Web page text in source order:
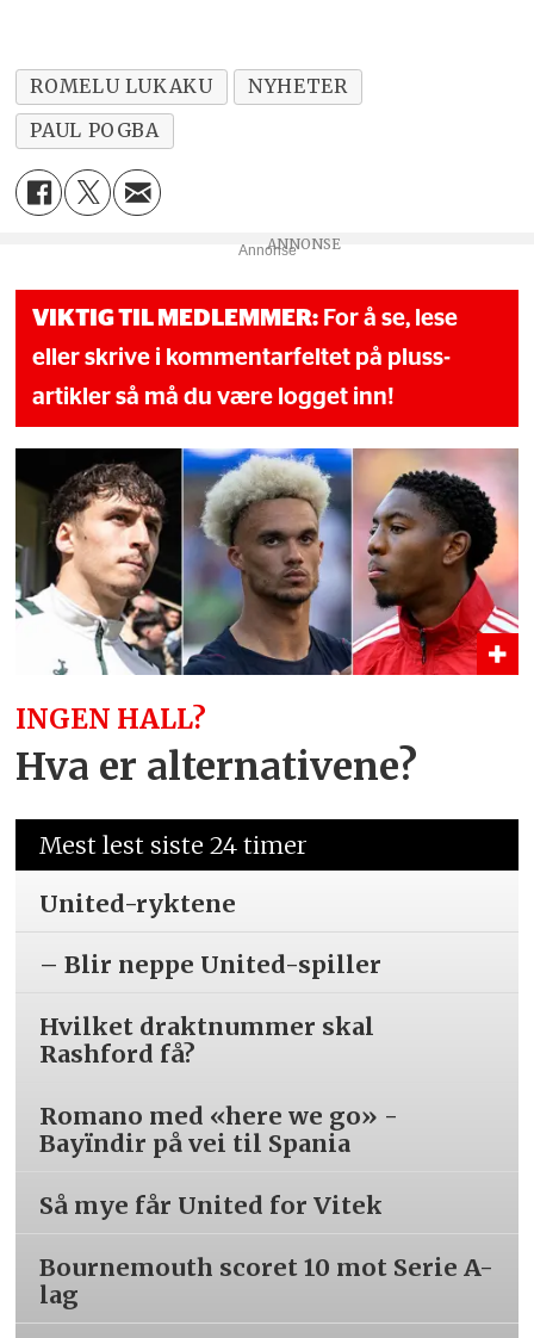
ROMELU LUKAKU
NYHETER
PAUL POGBA
Annonse
VIKTIG TIL MEDLEMMER: For å se, lese
eller skrive i kommentarfeltet på pluss-
artikler så må du være logget inn!
INGEN HALL?
Hva er alternativene?
Mest lest siste 24 timer
United-ryktene
– Blir neppe United-spiller
Hvilket draktnummer skal
Rashford få?
Romano med «here we go» -
Bayïndir på vei til Spania
Så mye får United for Vitek
Bournemouth scoret 10 mot Serie A-
lag